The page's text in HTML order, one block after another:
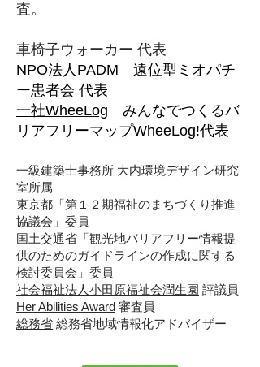
査。
車椅子ウォーカー 代表
NPO法人PADM 遠位型ミオパチ
ー患者会 代表
一社WheeLog みんなでつくるバ
リアフリーマップWheeLog!代表
一級建築士事務所 大内環境デザイン研究
室所属
東京都「第１２期福祉のまちづくり推進
協議会」委員
国土交通省「観光地バリアフリー情報提
供のためのガイドラインの作成に関する
検討委員会」委員
社会福祉法人小田原福祉会潤生園 評議員
Her Abilities Award 審査員
総務省 総務省地域情報化アドバイザー